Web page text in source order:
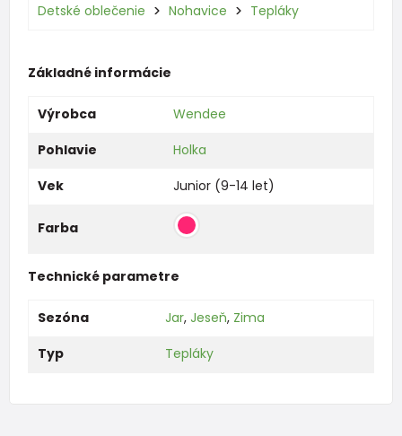
Detské oblečenie Nohavice Tepláky
Základné informácie
Výrobca
Wendee
Pohlavie
Holka
Vek
Junior (9-14 let)
Farba
Technické parametre
Sezóna Jar, Jeseň, Zima
Typ
Tepláky